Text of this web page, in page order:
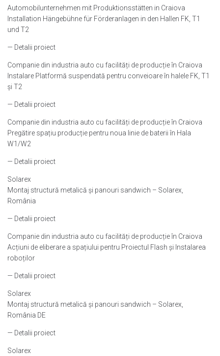
Automobilunternehmen mit Produktionsstätten in Craiova
Installation Hängebühne für Förderanlagen in den Hallen FK, T1
und T2
— Detalii proiect
Companie din industria auto cu facilități de producție în Craiova
Instalare Platformă suspendată pentru conveioare în halele FK, T1
și T2
— Detalii proiect
Companie din industria auto cu facilități de producție în Craiova
Pregătire spațiu producție pentru noua linie de baterii în Hala
W1/W2
— Detalii proiect
Solarex
Montaj structură metalică și panouri sandwich – Solarex,
România
— Detalii proiect
Companie din industria auto cu facilități de producție în Craiova
Acțiuni de eliberare a spațiului pentru Proiectul Flash și Instalarea
roboților
— Detalii proiect
Solarex
Montaj structură metalică și panouri sandwich – Solarex,
România DE
— Detalii proiect
Solarex